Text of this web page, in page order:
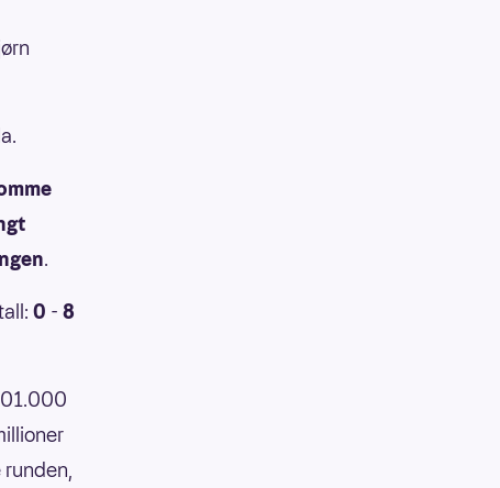
.
0 - 8